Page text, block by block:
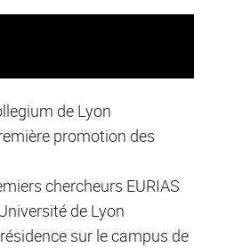
de Lyon
promotion des
chercheurs EURIAS
de Lyon
sur le campus de